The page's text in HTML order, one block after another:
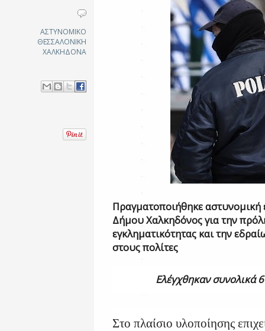
ΑΣΤΥΝΟΜΙΚΟ
ΘΕΣΣΑΛΟΝΙΚΗ
ΧΑΛΚΗΔΟΝΑ
Πραγματοποιήθηκε αστυνομική
Δήμου Χαλκηδόνος για την
εγκληματικότητας και την
στους πολίτες
Ελέγχθηκαν συνολικά
Στο πλαίσιο υλοποίησης